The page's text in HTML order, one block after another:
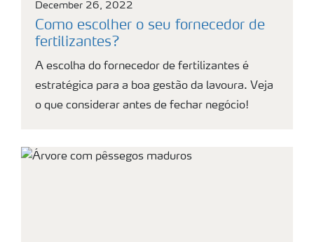
December 26, 2022
Como escolher o seu fornecedor de
fertilizantes?
A escolha do fornecedor de fertilizantes é
estratégica para a boa gestão da lavoura. Veja
o que considerar antes de fechar negócio!